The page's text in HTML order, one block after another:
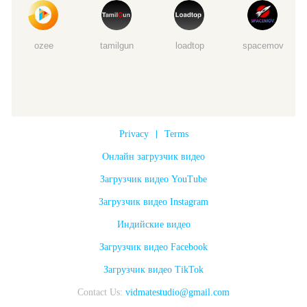
ozee tamilgun loadtop spacemov
Privacy | Terms
Онлайн загрузчик видео
Загрузчик видео YouTube
Загрузчик видео Instagram
Индийские видео
Загрузчик видео Facebook
Загрузчик видео TikTok
Contact Us: vidmatestudio@gmail.com